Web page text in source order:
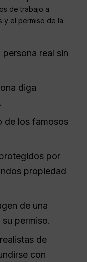
de trabajo a
y el permiso de la
real sin
diga
de los famosos
por
propiedad
de una
permiso.
de
con